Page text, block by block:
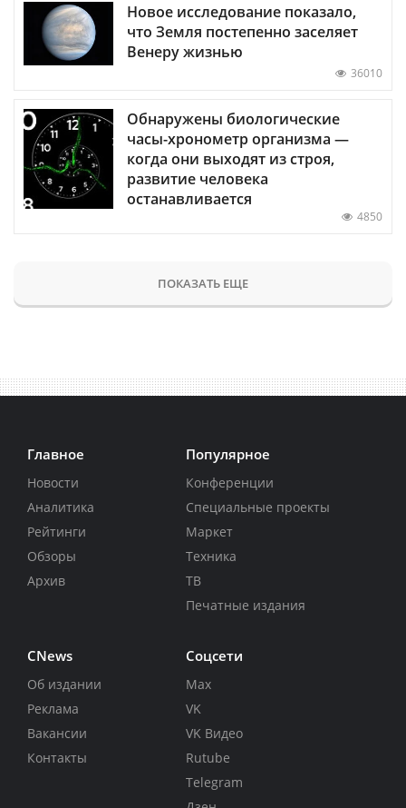
Новое исследование показало,
что Земля постепенно заселяет
Венеру жизнью
36010
Обнаружены биологические
часы-хронометр организма —
когда они выходят из строя,
развитие человека
останавливается
4850
ПОКАЗАТЬ ЕЩЕ
Главное
Новости
Аналитика
Рейтинги
Обзоры
Архив
Популярное
Конференции
Специальные проекты
Маркет
Техника
ТВ
Печатные издания
CNews
Об издании
Реклама
Вакансии
Контакты
Соцсети
Max
VK
VK Видео
Rutube
Telegram